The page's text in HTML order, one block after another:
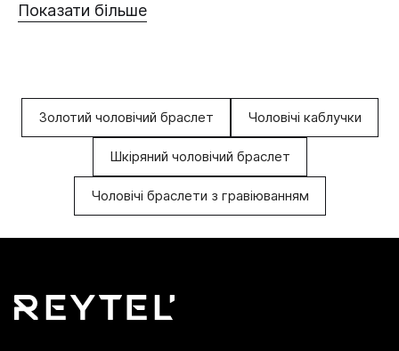
Цю прикрасу точно варто мати в своєму
В ЧОМУ ОСОБЛИВІСТЬ ВИРОБУ?
Така річ ніколи не втратить актуальності. Її завжди
можна носити. Якщо детальніше розбиратися в
особливостях, то можна виділити кілька моментів:
Це універсальна річ. Вона вдало поєднується з
Вражає оформлення чоловічого срібного ланцюжка.
Показати більше
Золотий чоловічий браслет Чоловічі каблучки
Шкіряний чоловічий браслет
Чоловічі браслети з гравіюванням